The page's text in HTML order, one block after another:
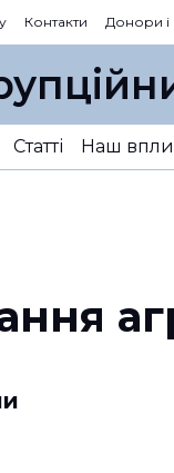
Контакти Донори і
Статті Наш